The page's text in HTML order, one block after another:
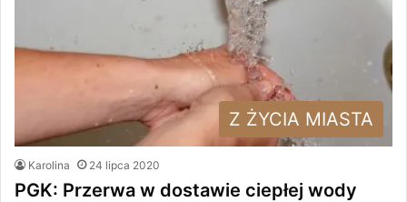
Z ŻYCIA MIASTA
Karolina 24 lipca 2020
PGK: Przerwa w dostawie ciepłej wody